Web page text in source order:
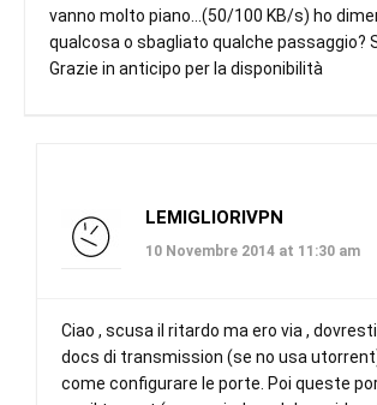
vanno molto piano…(50/100 KB/s) ho
qualcosa o sbagliato qualche passaggio?
Grazie in anticipo per la disponibilità
LEMIGLIORIVPN
10 Novembre 2014 at 11:30 am
Ciao , scusa il ritardo ma ero via ,
docs di transmission (se no usa
come configurare le porte. Poi queste